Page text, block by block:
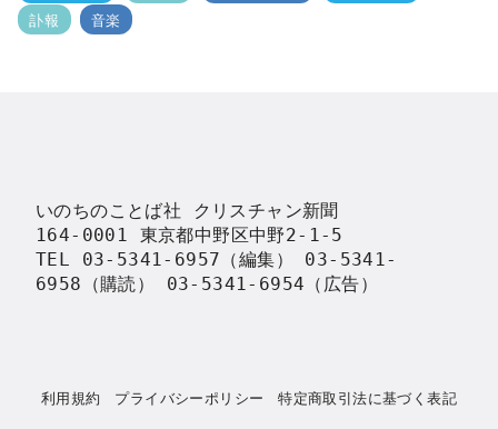
訃報
音楽
いのちのことば社 クリスチャン新聞
164-0001 東京都中野区中野2-1-5
TEL 03-5341-6957（編集） 03-5341-
6958（購読） 03-5341-6954（広告）
利用規約 プライバシーポリシー
特定商取引法に基づく表記